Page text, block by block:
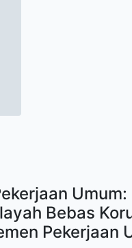
Umum:
Bebas
Pekerjaan